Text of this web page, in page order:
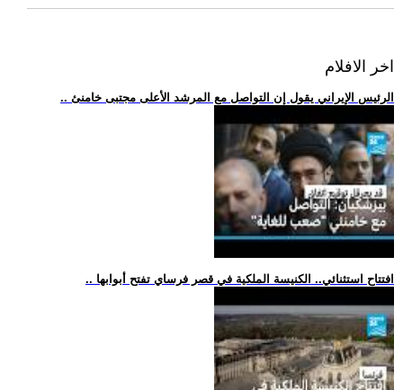
اخر الافلام
.. الرئيس الإيراني يقول إن التواصل مع المرشد الأعلى مجتبى خامنئ
.. افتتاح استثنائي.. الكنيسة الملكية في قصر فرساي تفتح أبوابها